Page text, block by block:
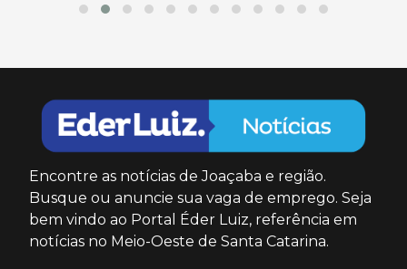
Encontre as notícias de Joaçaba e região.
Busque ou anuncie sua vaga de emprego. Seja
bem vindo ao Portal Éder Luiz, referência em
notícias no Meio-Oeste de Santa Catarina.